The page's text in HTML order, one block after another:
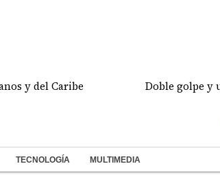
del Caribe Doble golpe y un
TECNOLOGÍA MULTIMEDIA